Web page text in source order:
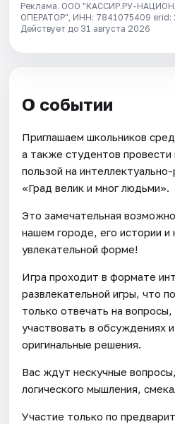
Реклама. ООО "КАССИР.РУ-
ОПЕРАТОР", ИНН: 7841075409 erid:
Действует до 31 августа 2026
О событии
Приглашаем школьников
а также студентов провести
пользой на
«Град велик и мног людьми».
Это замечательная
нашем городе, его истории и
увлекательной форме!
Игра проходит в формате
развлекательной игры, что
только отвечать на вопросы,
участвовать в обсуждениях
оригинальные решения.
Вас ждут нескучные
логического мышления,
Участие только по